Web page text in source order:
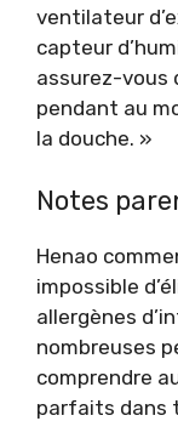
ventilateur
capteur
assurez-vous
pendant au
la douche. »
Notes
Henao
impossible
allergènes
nombreuses
comprendre
parfaits dans